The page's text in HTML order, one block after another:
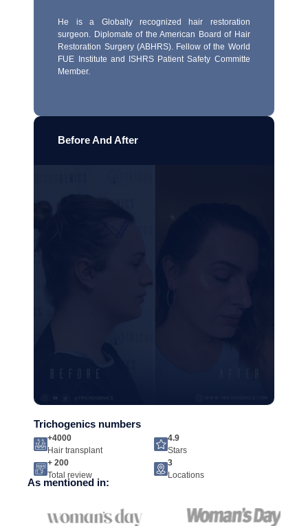
He is a Globally recognized hair restoration
surgeon. Diplomate of the American Board of Hair
Restoration Surgery (ABHRS). Fellow of the World
FUE Institute and ISHRS Patient Safety Committe
Member.
Before And After
Trichogenics numbers
+4000
Hair transplant
4.9
Stars
+ 200
Total review
3
Locations
As mentioned in: